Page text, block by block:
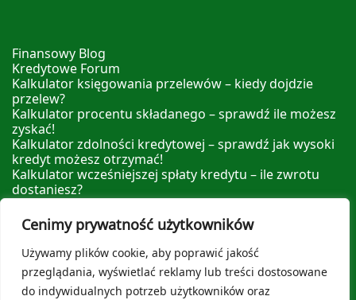
Cenimy prywatność użytkowników
Używamy plików cookie, aby poprawić jakość
przeglądania, wyświetlać reklamy lub treści dostosowane
do indywidualnych potrzeb użytkowników oraz
Finansowy Blog
Kredytowe Forum
Kalkulator księgowania przelewów – kiedy dojdzie
przelew?
Kalkulator procentu składanego – sprawdź ile możesz
zyskać!
Kalkulator zdolności kredytowej – sprawdź jak wysoki
kredyt możesz otrzymać!
Kalkulator wcześniejszej spłaty kredytu – ile zwrotu
dostaniesz?
Kalkulator nadpłaty kredytu – sprawdź ile możesz
zyskać nadpłacając!
Leksykon Finansowy
Polityka prywatności
O nas